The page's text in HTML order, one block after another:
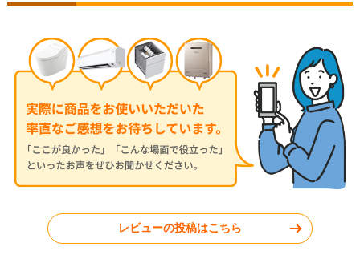
TOTO 温水洗浄便座
TCF4744AK-SC1
東京都東村山市
TOTO 温水洗浄便座
TCF4714AM-NW1
福岡県福岡市
工事実績をもっと見る
レビューの投稿はこちら